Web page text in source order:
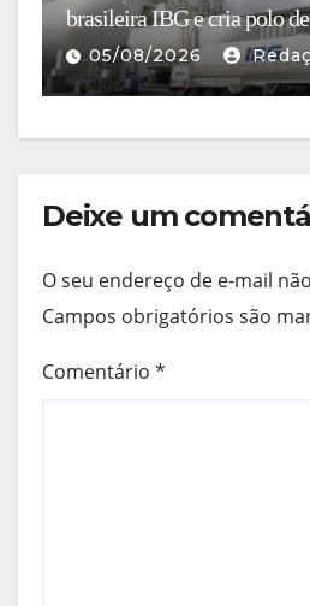
brasileira IBG e cria polo
05/08/2026
Deixe um
O seu endereço de e-mail
Campos obrigatórios são
Comentário *